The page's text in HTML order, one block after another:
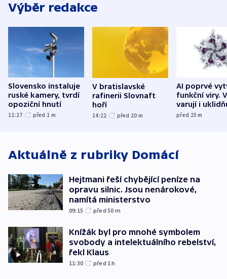
Výběr redakce
Slovensko instaluje
ruské kamery, tvrdí
opoziční hnutí
12:27 před 1 m
V bratislavské
rafinerii Slovnaft
hoří
14:22 před 20 m
AI poprvé
funkční viry.
varují i
před 25m
Aktuálně z rubriky Domácí
Hejtmani řeší chybějící peníze na
opravu silnic. Jsou nenárokové,
namítá ministerstvo
09:15 před 50 m
Knížák byl pro mnohé symbolem
svobody a intelektuálního rebelství,
řekl Klaus
11:30 před 1h